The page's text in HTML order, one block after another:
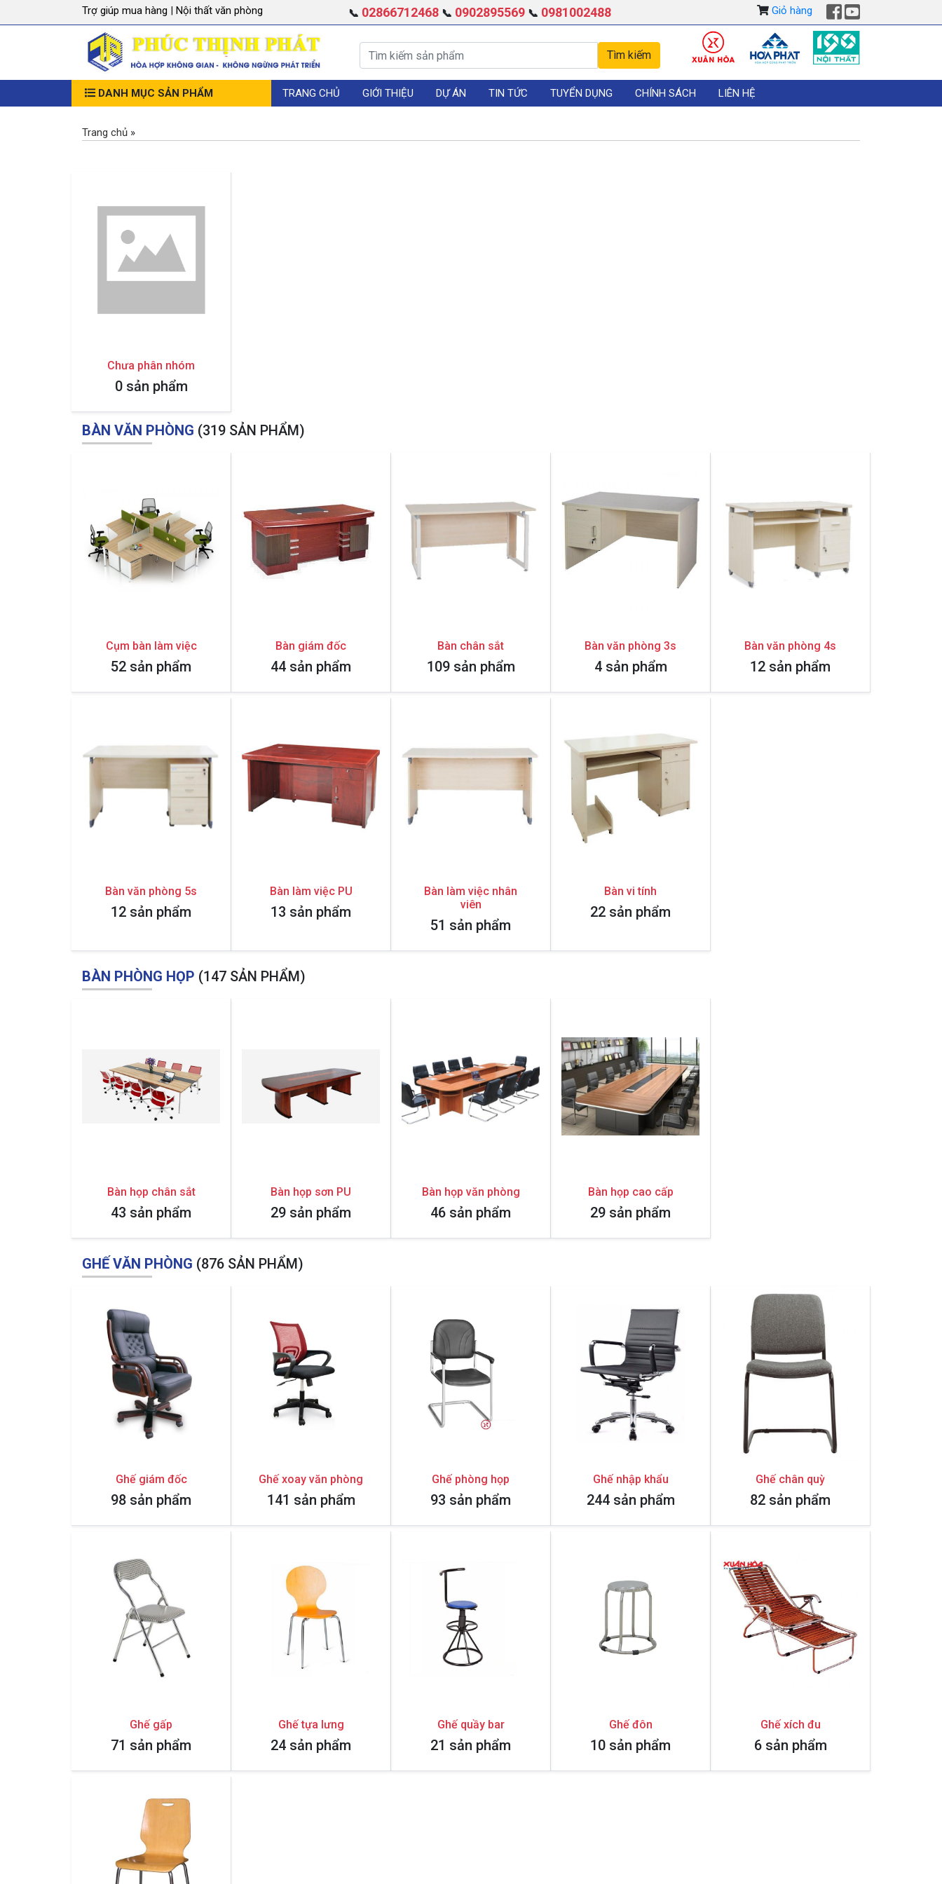
Trợ giúp mua hàng | Nội thất văn phòng 📞 02866712468 📞 0902895569 📞 0981002488 Giỏ hàng
DANH MỤC SẢN PHẨM TRANG CHỦ GIỚI THIỆU DỰ ÁN TIN TỨC TUYỂN DỤNG CHÍNH SÁCH LIÊN HỆ
Trang chủ »
Chưa phân nhóm
0 sản phẩm
BÀN VĂN PHÒNG (319 SẢN PHẨM)
Cụm bàn làm việc
52 sản phẩm
Bàn giám đốc
44 sản phẩm
Bàn chân sắt
109 sản phẩm
Bàn văn phòng 3s
4 sản phẩm
Bàn văn phòng 4s
12 sản phẩm
Bàn văn phòng 5s
12 sản phẩm
Bàn làm việc PU
13 sản phẩm
Bàn làm việc nhân
viên
51 sản phẩm
Bàn vi tính
22 sản phẩm
BÀN PHÒNG HỌP (147 SẢN PHẨM)
Bàn họp chân sắt
43 sản phẩm
Bàn họp sơn PU
29 sản phẩm
Bàn họp văn phòng
46 sản phẩm
Bàn họp cao cấp
29 sản phẩm
GHẾ VĂN PHÒNG (876 SẢN PHẨM)
Ghế giám đốc
98 sản phẩm
Ghế xoay văn phòng
141 sản phẩm
Ghế phòng họp
93 sản phẩm
Ghế nhập khẩu
244 sản phẩm
Ghế chân quỳ
82 sản phẩm
Ghế gấp
71 sản phẩm
Ghế tựa lưng
24 sản phẩm
Ghế quầy bar
21 sản phẩm
Ghế đôn
10 sản phẩm
Ghế xích đu
6 sản phẩm